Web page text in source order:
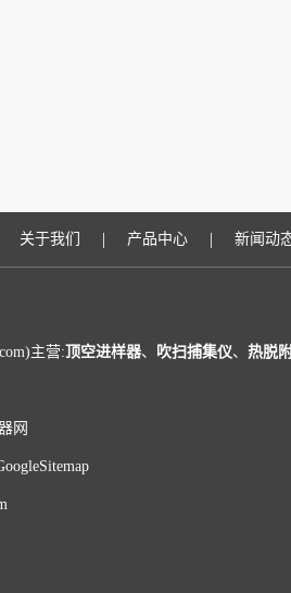
关于我们 | 产品中心 | 新闻动
主营:顶空进样器、 吹扫捕集仪、 热脱
网